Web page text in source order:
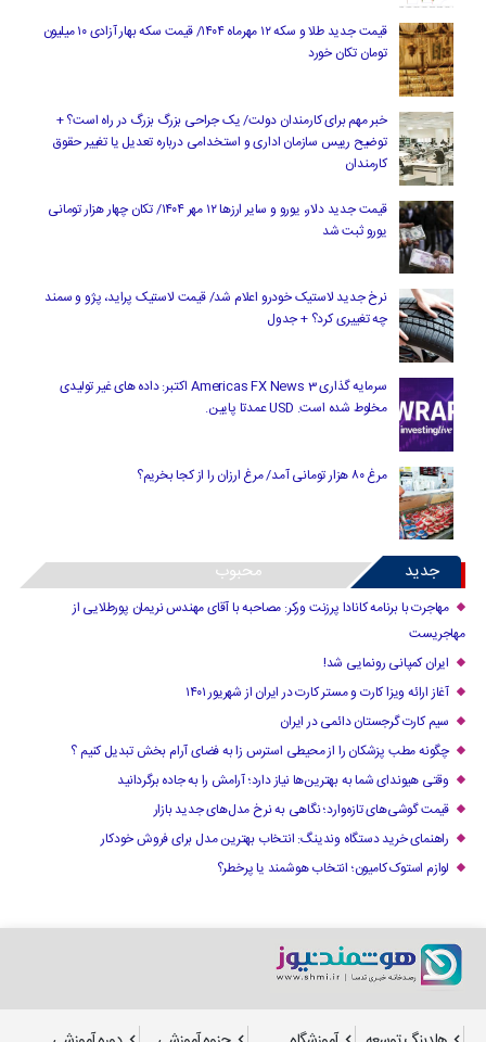
قیمت جدید طلا و سکه ۱۲ مهرماه ۱۴۰۴/ قیمت سکه بهار آزادی ۱۰ میلیون
تومان تکان خورد
خبر مهم برای کارمندان دولت/ یک جراحی بزرگ بزرگ در راه است؟ +
توضیح رییس سازمان اداری و استخدامی درباره تعدیل یا تغییر حقوق
کارمندان
قیمت جدید دلار، یورو و سایر ارزها ۱۲ مهر ۱۴۰۴/ تکان چهار هزار تومانی
یورو ثبت شد
نرخ جدید لاستیک خودرو اعلام شد/ قیمت لاستیک پراید، پژو و سمند
چه تغییری کرد؟ + جدول
سرمایه گذاری Americas FX News 3 اکتبر: داده های غیر تولیدی
مخلوط شده است. USD عمدتا پایین.
مرغ ۸۰ هزار تومانی آمد/ مرغ ارزان را از کجا بخریم؟
جدید محبوب
مهاجرت با برنامه کانادا پرزنت ورکر: مصاحبه با آقای مهندس نریمان پورطلایی از
مهاجریست
ایران کمپانی رونمایی شد!
آغاز ارائه ویزا کارت و مستر کارت در ایران از شهریور ۱۴۰۱
سیم کارت گرجستان دائمی در ایران
چگونه مطب پزشکان را از محیطی استرس زا به فضای آرام بخش تبدیل کنیم ؟
وقتی هیوندای شما به بهترین‌ها نیاز دارد؛ آرامش را به جاده برگردانید
قیمت گوشی‌های تازه‌وارد؛ نگاهی به نرخ مدل‌های جدید بازار
راهنمای خرید دستگاه وندینگ: انتخاب بهترین مدل برای فروش خودکار
لوازم استوک کامیون؛ انتخاب هوشمند یا پرخطر؟